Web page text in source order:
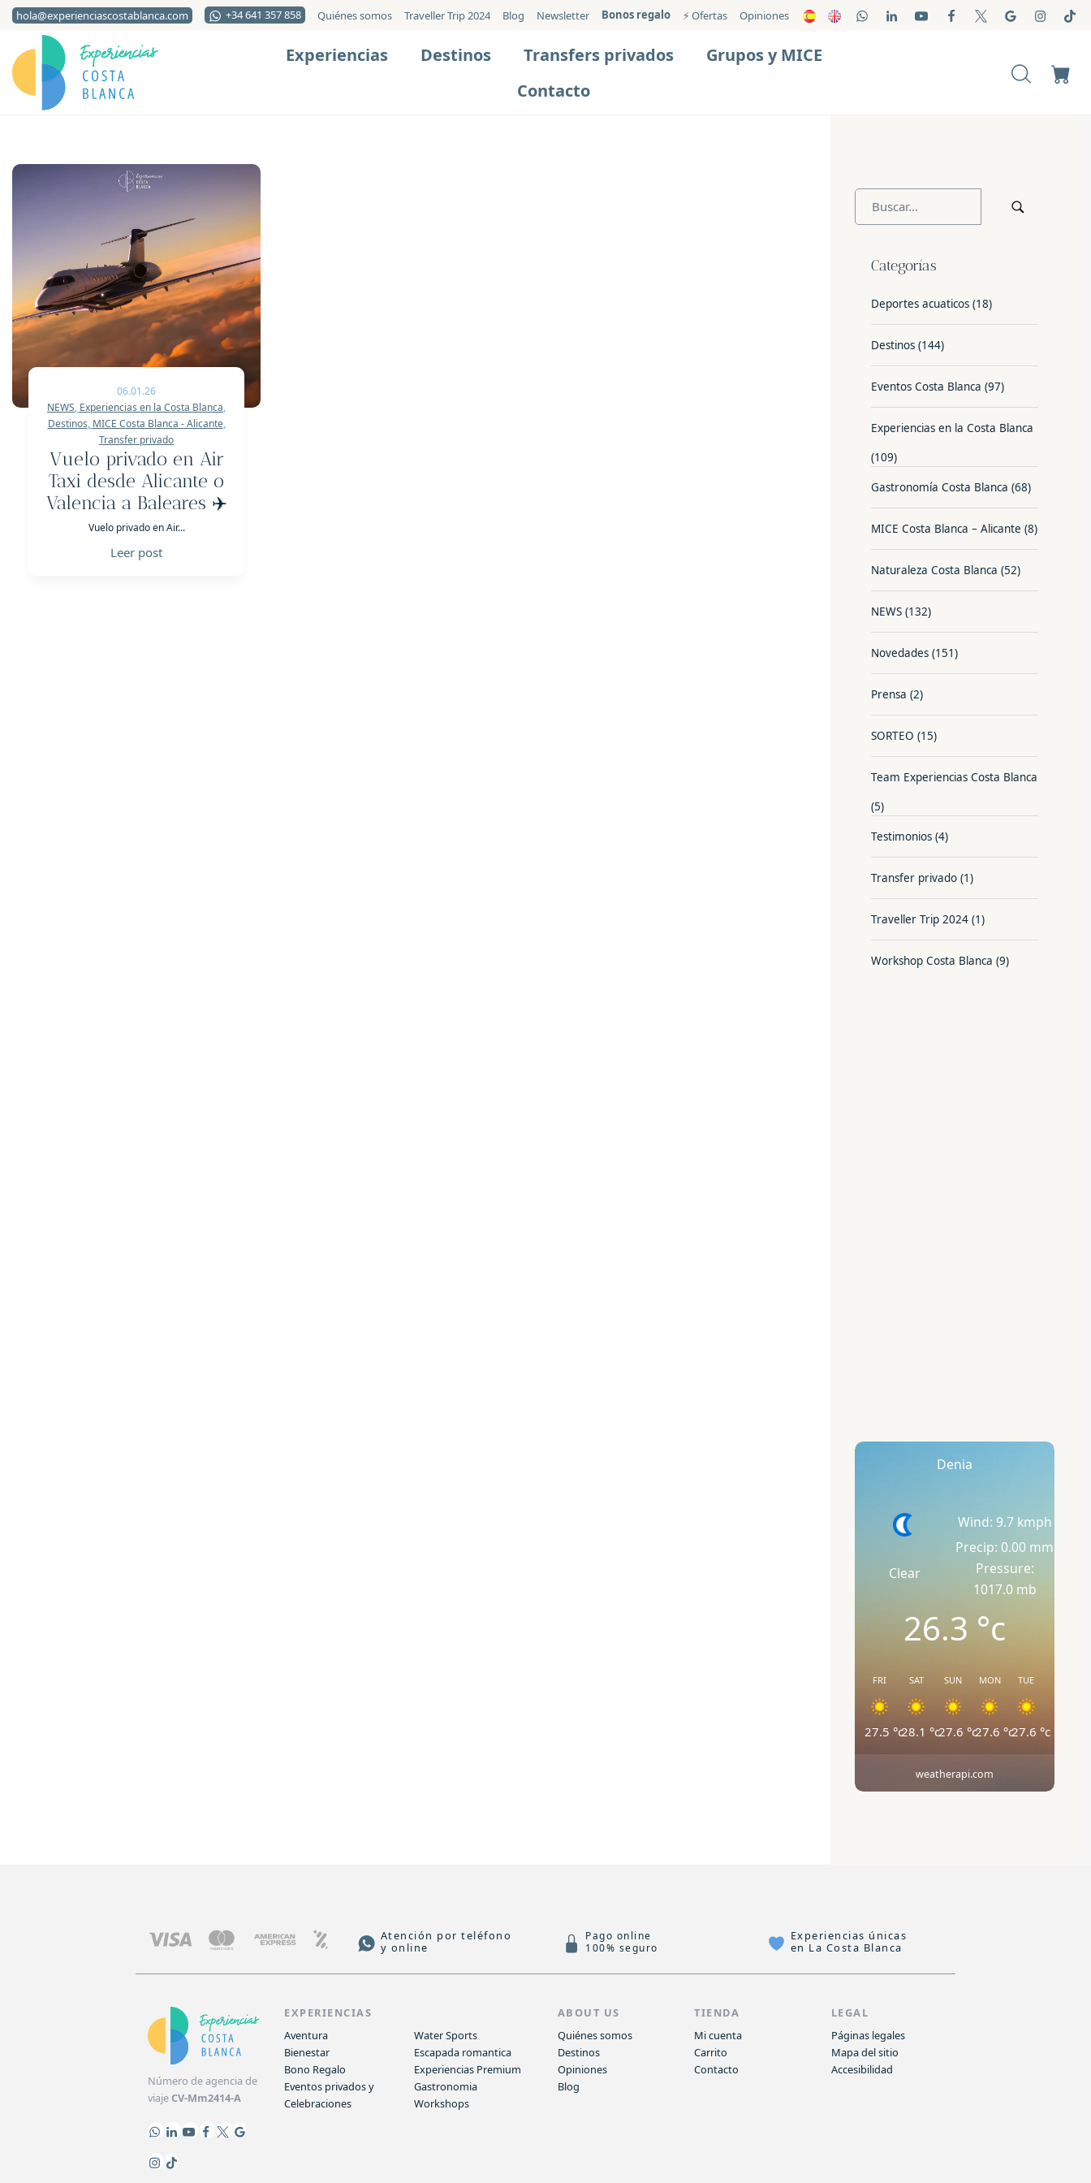
hola@experienciascostablanca.com +34 641 357 858 Quiénes somos Traveller Trip 2024 Blog Newsletter Bonos regalo ⚡️ Ofertas Opiniones
Experiencias Destinos Transfers privados
Grupos y MICE
Contacto
06.01.26
NEWS, Experiencias en la Costa Blanca,
Destinos, MICE Costa Blanca - Alicante,
Transfer privado
Vuelo privado en Air
Taxi desde Alicante o
Valencia a Baleares ✈️
Vuelo privado en Air...
Leer post
Categorías
Deportes acuaticos (18)
Destinos (144)
Eventos Costa Blanca (97)
Experiencias en la Costa Blanca
(109)
Gastronomía Costa Blanca (68)
MICE Costa Blanca – Alicante (8)
Naturaleza Costa Blanca (52)
NEWS (132)
Novedades (151)
Prensa (2)
SORTEO (15)
Team Experiencias Costa Blanca
(5)
Testimonios (4)
Transfer privado (1)
Traveller Trip 2024 (1)
Workshop Costa Blanca (9)
Denia
Clear
Wind: 9.7 kmph
Precip: 0.00 mm
Pressure:
1017.0 mb
26.3 °c
FRI
27.5 °c
SAT
28.1 °c
SUN
27.6 °c
MON
27.6 °c
TUE
27.6 °c
weatherapi.com
Atención por teléfono
y online
Pago online
100% seguro
Experiencias únicas
en La Costa Blanca
Número de agencia de
viajeCV-Mm2414-A
EXPERIENCIAS
Aventura
Bienestar
Bono Regalo
Eventos privados y
Celebraciones
Water Sports
Escapada romantica
Experiencias Premium
Gastronomia
Workshops
ABOUT US
Quiénes somos
Destinos
Opiniones
Blog
TIENDA
Mi cuenta
Carrito
Contacto
LEGAL
Páginas legales
Mapa del sitio
Accesibilidad